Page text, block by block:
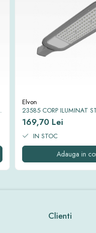
Elvon
23585 CORP ILUMINAT
SMD EQUINOX II 6500K
169,70 Lei
IN STOC
Adauga in
Clienti